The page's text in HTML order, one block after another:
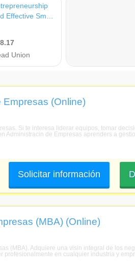
(Online)
Si te interesa liderar equipos, tomar
Administracin de Empresas aprenders a
Solicitar información
(MBA) (Online)
(MBA). Adquiere una visin integral de los
profesionalmente en cualquier industria y